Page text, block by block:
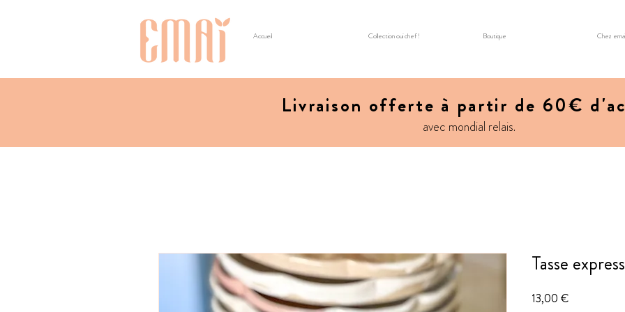
Accueil Collection oui chef ! Boutique Chez emaï
Livraison offerte à partir de 60€
avec mondial relais.
Tasse
13,00 €